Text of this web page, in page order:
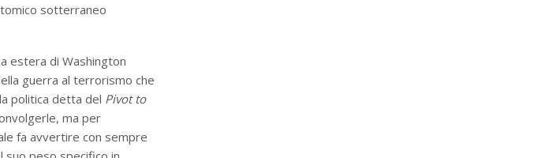
sotterraneo
estera di Washington
guerra al terrorismo che
politica detta del Pivot to
ma per
fa avvertire con sempre